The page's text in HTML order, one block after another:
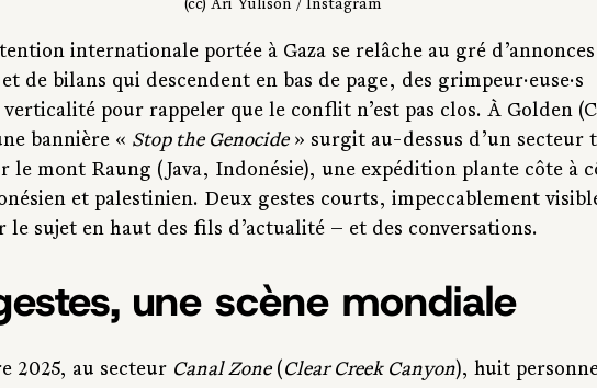
(cc) Ari Yulison / Instagram
internationale portée à Gaza se relâche au gré
de bilans qui descendent en bas de page, des grimpeur·euse·s
pour rappeler que le conflit n’est pas clos. À Golden
bannière « Stop the Genocide » surgit au-dessus d’un secteur
le mont Raung (Java, Indonésie), une expédition plante côte à
et palestinien. Deux gestes courts, impeccablement
sujet en haut des fils d’actualité — et des conversations.
une scène mondiale
2025, au secteur Canal Zone ( Clear Creek Canyon), huit